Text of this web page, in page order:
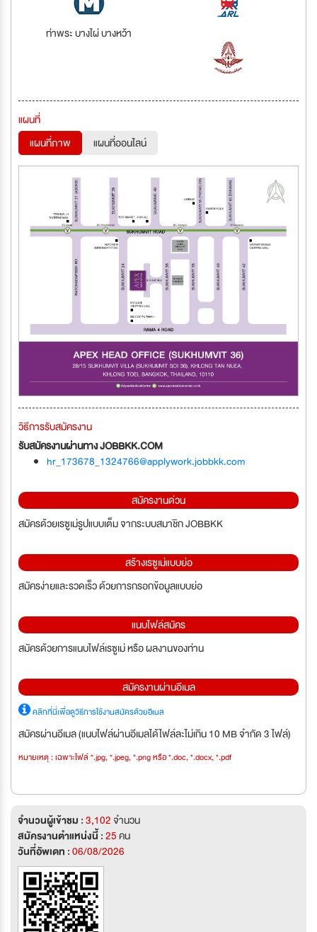
ท่าพระ บางไผ่ บางหว้า
แผนที่
แผนที่ภาพ
แผนที่ออนไลน์
วิธีการรับสมัครงาน
รับสมัครงานผ่านทาง JOBBKK.COM
hr_173678_1324766@applywork.jobbkk.com
สมัครงานด่วน
สมัครด้วยเรซูเม่รูปแบบเต็ม จากระบบสมาชิก JOBBKK
สร้างเรซูเม่แบบย่อ
สมัครง่ายและรวดเร็ว ด้วยการกรอกข้อมูลแบบย่อ
แนบไฟล์สมัคร
สมัครด้วยการแนบไฟล์เรซูเม่ หรือ ผลงานของท่าน
สมัครงานผ่านอีเมล
คลิกที่นี่เพื่อดูวิธีการใช้งานสมัครด้วยอีเมล
สมัครผ่านอีเมล (แนบไฟล์ผ่านอีเมลได้ไฟล์ละไม่เกิน 10 MB จำกัด 3 ไฟล์)
หมายเหตุ : เฉพาะไฟล์ *.jpg, *.jpeg, *.png หรือ *.doc, *.docx, *.pdf
จำนวนผู้เข้าชม :3,102จำนวน
สมัครงานตำแหน่งนี้ :25คน
วันที่อัพเดท :06/08/2026